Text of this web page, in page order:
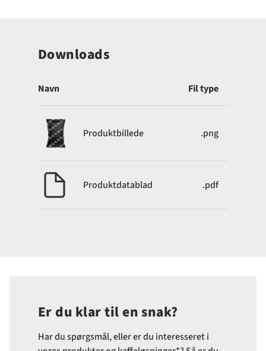
Downloads
Navn Fil type
Produktbillede .png
Produktdatablad .pdf
Er du klar til en snak?
Har du spørgsmål, eller er du interesseret i